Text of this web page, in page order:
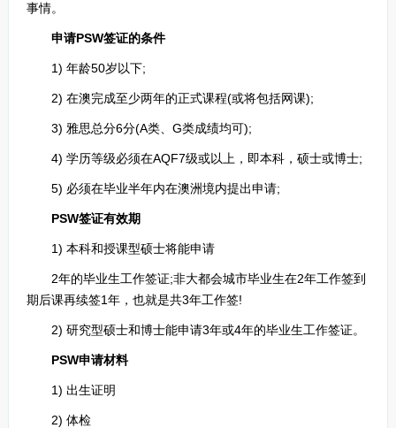
事情。
申请PSW签证的条件
1) 年龄50岁以下;
2) 在澳完成至少两年的正式课程(或将包括网课);
3) 雅思总分6分(A类、G类成绩均可);
4) 学历等级必须在AQF7级或以上，即本科，硕士或博士;
5) 必须在毕业半年内在澳洲境内提出申请;
PSW签证有效期
1) 本科和授课型硕士将能申请
2年的毕业生工作签证;非大都会城市毕业生在2年工作签到
期后课再续签1年，也就是共3年工作签!
2) 研究型硕士和博士能申请3年或4年的毕业生工作签证。
PSW申请材料
1) 出生证明
2) 体检